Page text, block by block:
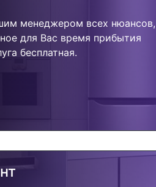
менеджером всех нюансов,
для Вас время прибытия
бесплатная.